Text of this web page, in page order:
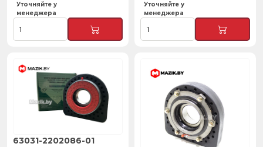
Уточняйте у
менеджера
Уточняйте у
менеджера
63031-2202086-01